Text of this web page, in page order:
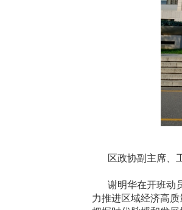
区政协副主席、
谢明华在开班动
力推进区域经济高